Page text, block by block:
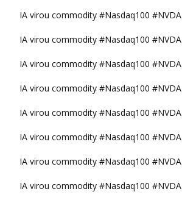
IA virou commodity #Nasdaq100 #NVDA
IA virou commodity #Nasdaq100 #NVDA
IA virou commodity #Nasdaq100 #NVDA
IA virou commodity #Nasdaq100 #NVDA
IA virou commodity #Nasdaq100 #NVDA
IA virou commodity #Nasdaq100 #NVDA
IA virou commodity #Nasdaq100 #NVDA
IA virou commodity #Nasdaq100 #NVDA